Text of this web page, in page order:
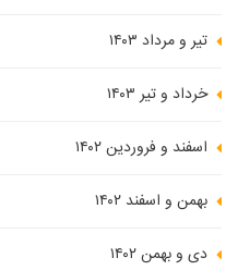
تیر و مرداد ۱۴۰۳
خرداد و تیر ۱۴۰۳
اسفند و فروردین ۱۴۰۲
بهمن و اسفند ۱۴۰۲
دی و بهمن ۱۴۰۲